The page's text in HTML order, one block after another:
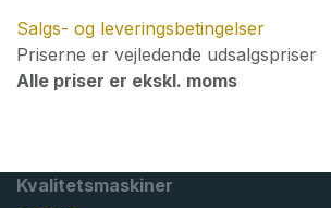
Salgs- og leveringsbetingelser
Priserne er vejledende udsalgspriser
Alle priser er ekskl. moms
Kvalitetsmaskiner